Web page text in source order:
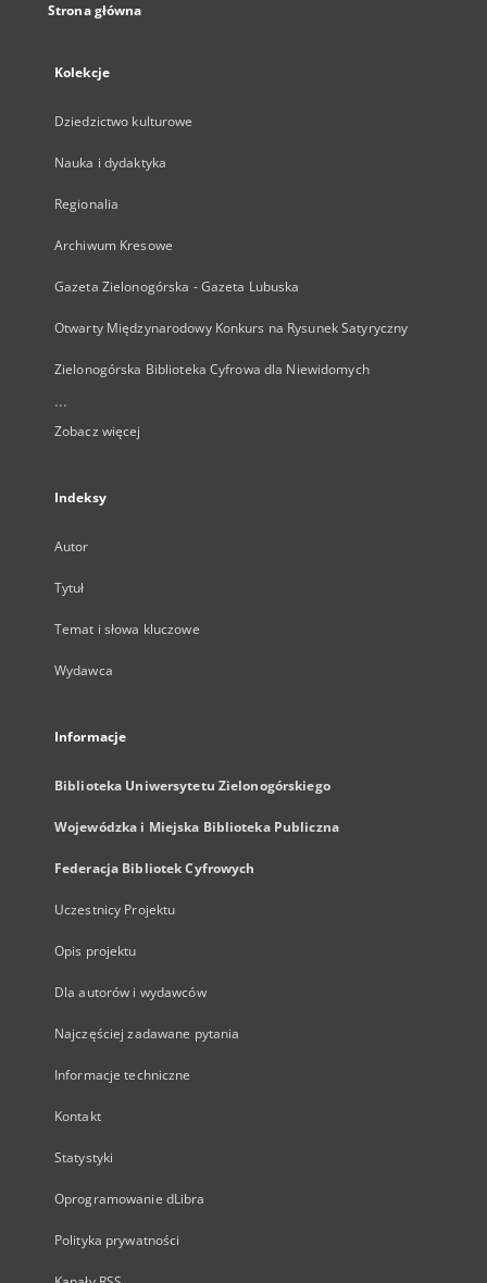
Strona główna
Kolekcje
Dziedzictwo kulturowe
Nauka i dydaktyka
Regionalia
Archiwum Kresowe
Gazeta Zielonogórska - Gazeta Lubuska
Otwarty Międzynarodowy Konkurs na Rysunek Satyryczny
Zielonogórska Biblioteka Cyfrowa dla Niewidomych
...
Zobacz więcej
Indeksy
Autor
Tytuł
Temat i słowa kluczowe
Wydawca
Informacje
Biblioteka Uniwersytetu Zielonogórskiego
Wojewódzka i Miejska Biblioteka Publiczna
Federacja Bibliotek Cyfrowych
Uczestnicy Projektu
Opis projektu
Dla autorów i wydawców
Najczęściej zadawane pytania
Informacje techniczne
Kontakt
Statystyki
Oprogramowanie dLibra
Polityka prywatności